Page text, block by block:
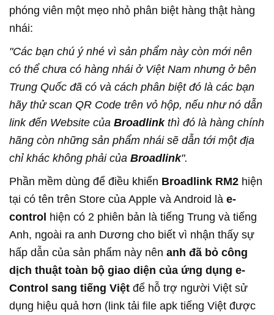
phóng viên một mẹo nhỏ phân biệt hàng thật hàng
nhái:
"Các bạn chú ý nhé vì sản phẩm này còn mới nên
có thể chưa có hàng nhái ở Việt Nam nhưng ở bên
Trung Quốc đã có và cách phân biệt đó là các bạn
hãy thử scan QR Code trên vỏ hộp, nếu như nó dẫn
link đến Website của Broadlink thì đó là hàng chính
hãng còn những sản phẩm nhái sẽ dẫn tới một địa
chỉ khác không phải của Broadlink".
Phần mềm dùng để điều khiển Broadlink RM2 hiện
tại có tên trên Store của Apple và Android là e-
control hiện có 2 phiên bản là tiếng Trung và tiếng
Anh, ngoài ra anh Dương cho biết vì nhận thấy sự
hấp dẫn của sản phẩm này nên anh đã bỏ công
dịch thuật toàn bộ giao diện của ứng dụng e-
Control sang tiếng Việt để hỗ trợ người Việt sử
dụng hiệu quả hơn (link tải file apk tiếng Việt được